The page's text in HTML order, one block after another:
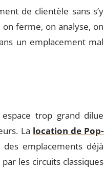
de clientèle sans s’y
ferme, on analyse, on
un emplacement mal
trop grand dilue
La location de Pop-
emplacements déjà
les circuits classiques